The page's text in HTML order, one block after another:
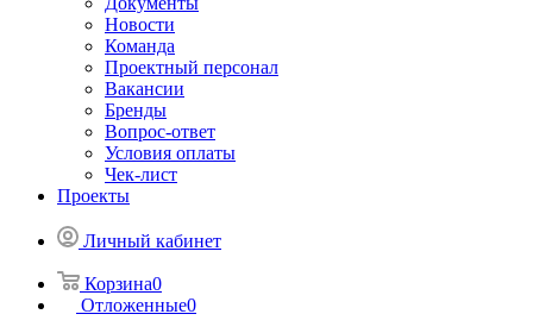
Новости
Команда
Проектный персонал
Вакансии
Бренды
Вопрос-ответ
Условия оплаты
Чек-лист
Проекты
Личный кабинет
Корзина0
Отложенные0